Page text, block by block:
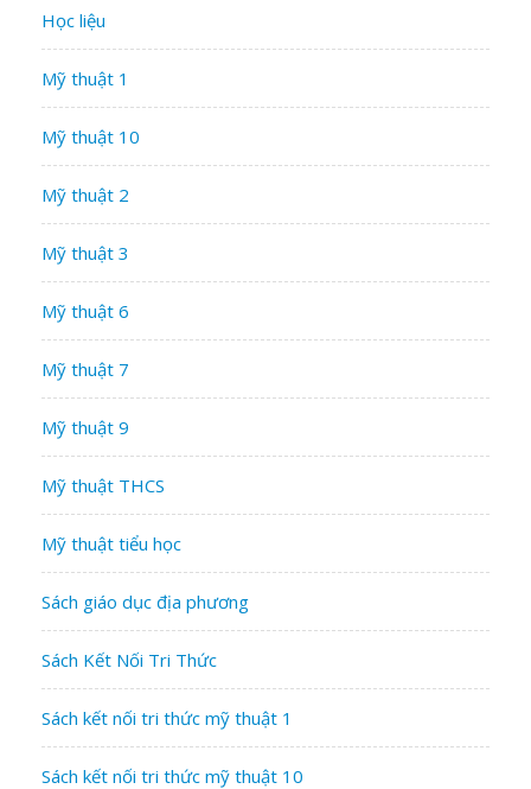
Học liệu
Mỹ thuật 1
Mỹ thuật 10
Mỹ thuật 2
Mỹ thuật 3
Mỹ thuật 6
Mỹ thuật 7
Mỹ thuật 9
Mỹ thuật THCS
Mỹ thuật tiểu học
Sách giáo dục địa phương
Sách Kết Nối Tri Thức
Sách kết nối tri thức mỹ thuật 1
Sách kết nối tri thức mỹ thuật 10